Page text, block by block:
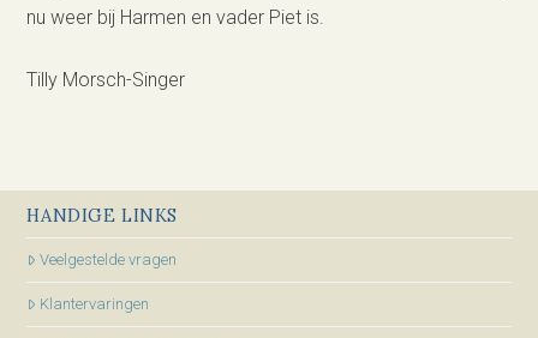
nu weer bij Harmen en vader Piet is.
Tilly Morsch-Singer
HANDIGE LINKS
Veelgestelde vragen
Klantervaringen